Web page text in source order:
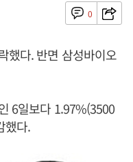
0
했다. 반면 삼성바이오
6일보다 1.97%(3500
했다.